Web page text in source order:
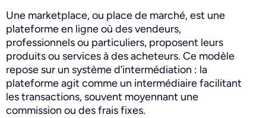
Une marketplace, ou place de marché, est une
plateforme en ligne où des vendeurs,
professionnels ou particuliers, proposent leurs
produits ou services à des acheteurs. Ce modèle
repose sur un système d’intermédiation : la
plateforme agit comme un intermédiaire facilitant
les transactions, souvent moyennant une
commission ou des frais fixes.